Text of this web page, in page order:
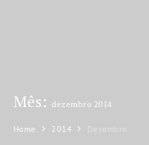
Mês: dezembro 2014
Home 2014 Dezembro